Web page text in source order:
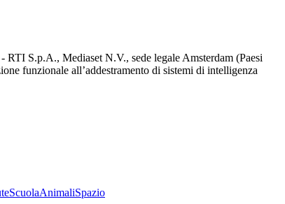
S.p.A., Mediaset N.V., sede legale Amsterdam (Paesi
funzionale all’addestramento di sistemi di intelligenza
ScuolaAnimaliSpazio